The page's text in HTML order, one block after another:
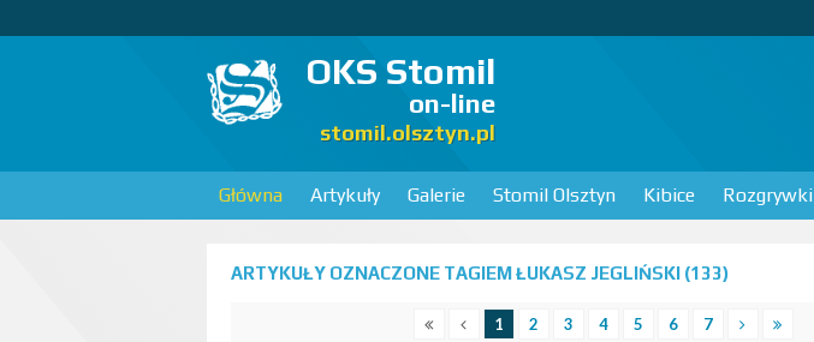
OKS Stomil
on-line
stomil.olsztyn.pl
Główna Artykuły Galerie Stomil Olsztyn Kibice Rozgrywki
ARTYKUŁY OZNACZONE TAGIEM ŁUKASZ JEGLIŃSKI (133)
1 2 3 4 5 6 7